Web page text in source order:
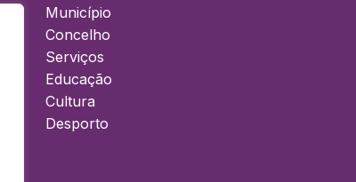
Município
Concelho
Serviços
Educação
Cultura
Desporto